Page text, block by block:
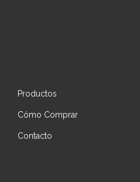
Productos
Cómo Comprar
Contacto